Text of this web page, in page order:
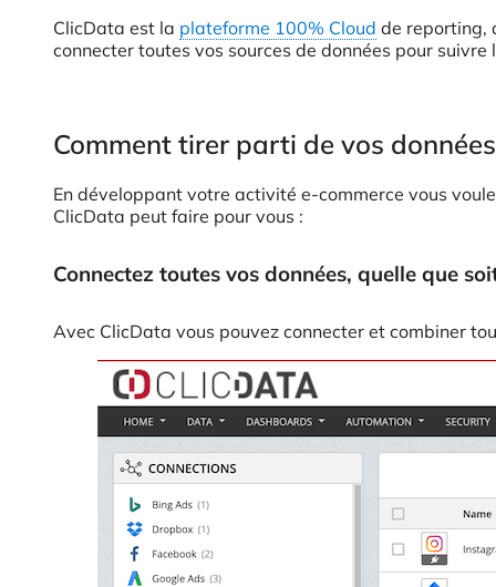
ClicData est la plateforme 100% Cloud de reporting,
connecter toutes vos sources de données pour
Comment tirer parti de vos
En développant votre activité e-commerce vous
ClicData peut faire pour vous :
Connectez toutes vos données, quelle que
Avec ClicData vous pouvez connecter et combiner